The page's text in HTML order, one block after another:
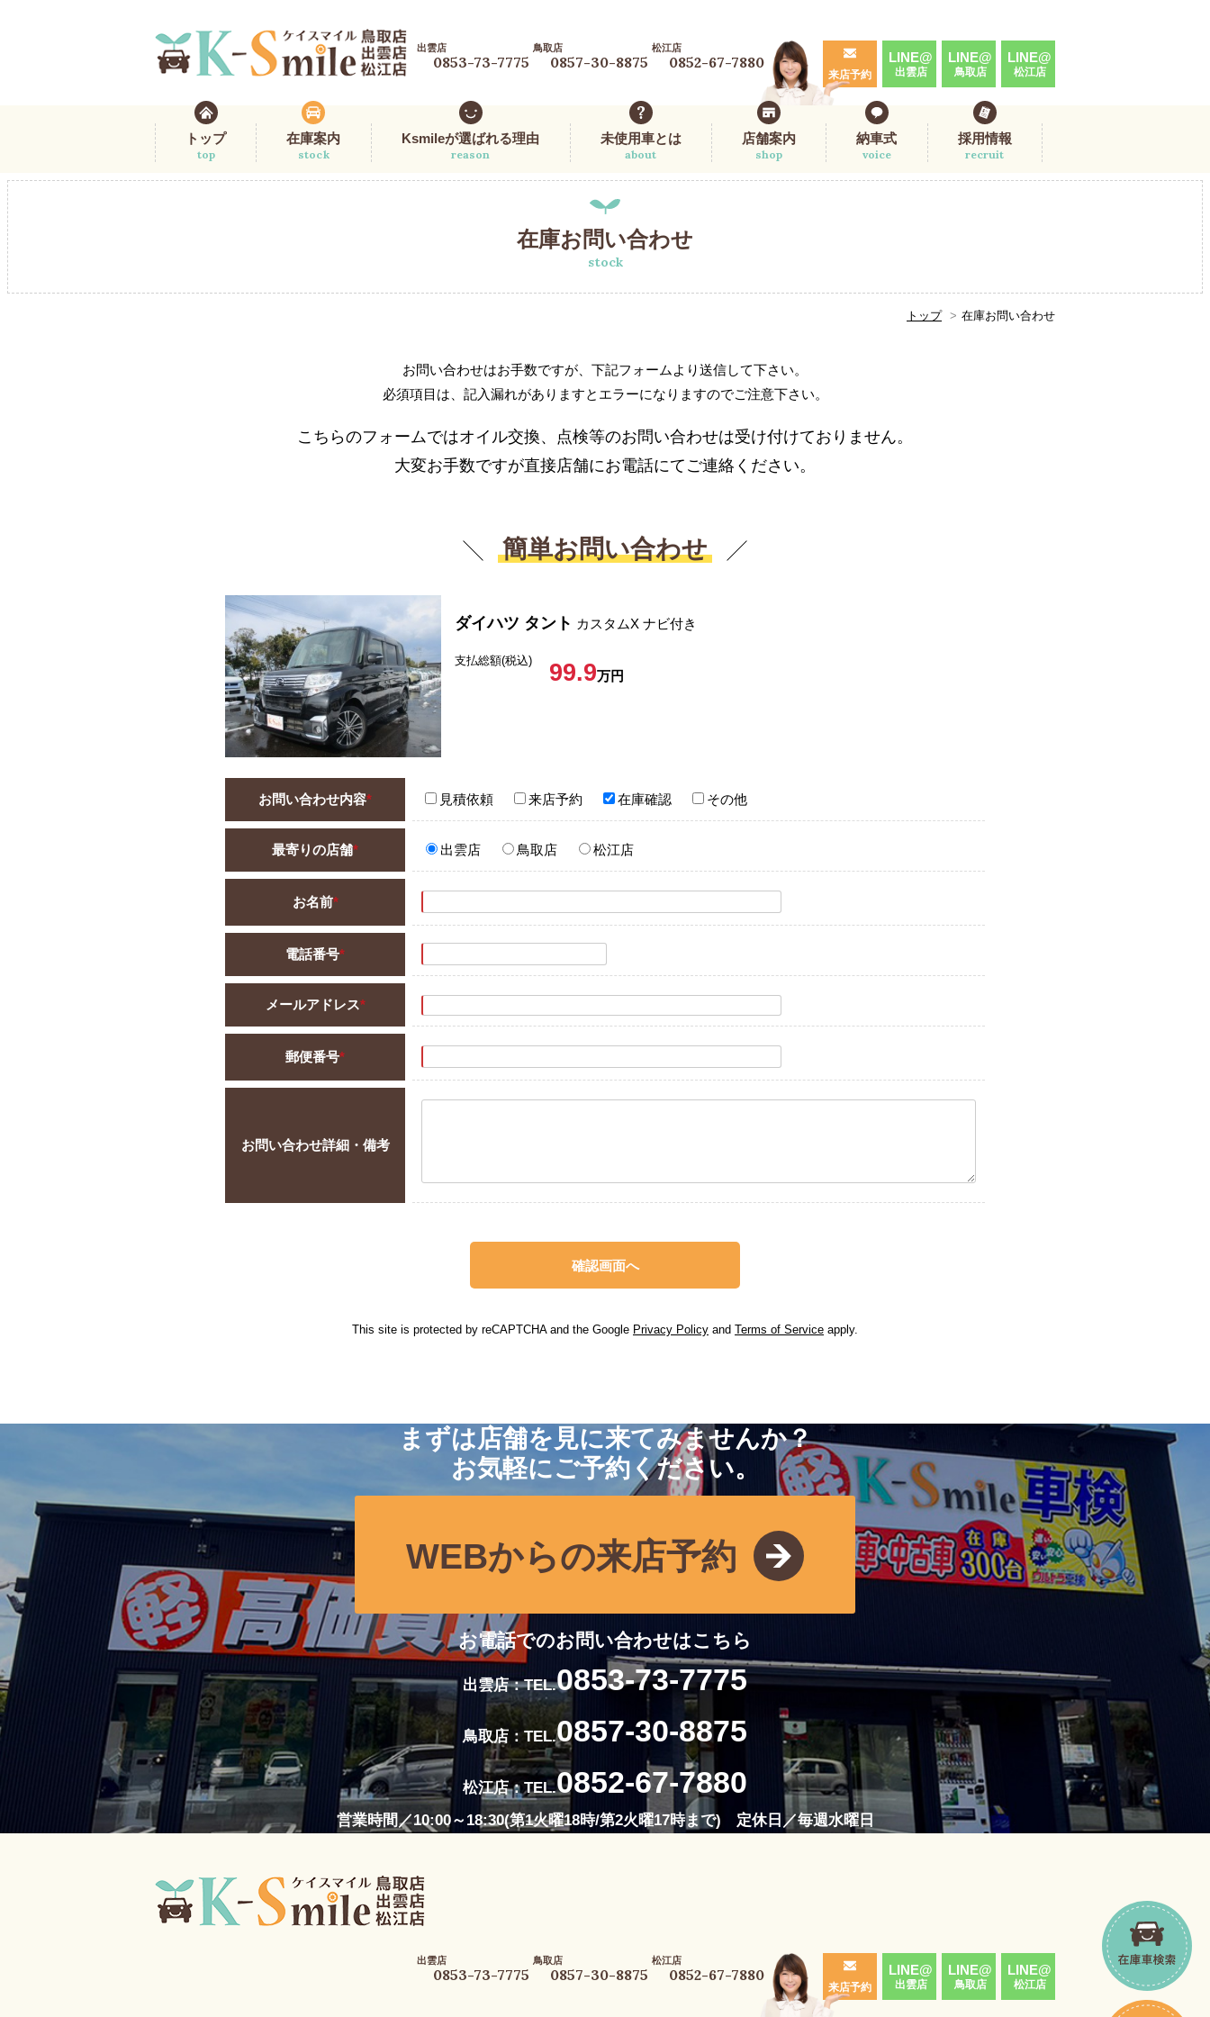
出雲店
0853-73-7775
鳥取店
0857-30-8875
松江店
0852-67-7880
来店予約
LINE@
出雲店
LINE@
鳥取店
LINE@
松江店
トップ
top
在庫案内
stock
Ksmileが選ばれる理由
reason
未使用車とは
about
店舗案内
shop
納車式
voice
採用情報
recruit
在庫お問い合わせ
stock
トップ 在庫お問い合わせ
お問い合わせはお手数ですが、下記フォームより送信して下さい。
必須項目は、記入漏れがありますとエラーになりますのでご注意下さい。
こちらのフォームではオイル交換、点検等のお問い合わせは受け付けておりません。
大変お手数ですが直接店舗にお電話にてご連絡ください。
簡単お問い合わせ
ダイハツ タント カスタムX ナビ付き
支払総額(税込) 99.9万円
お問い合わせ内容* 見積依頼 来店予約 在庫確認 その他
最寄りの店舗* 出雲店 鳥取店 松江店
お名前*
電話番号*
メールアドレス*
郵便番号*
お問い合わせ詳細・備考
This site is protected by reCAPTCHA and the Google Privacy Policy and Terms of Service apply.
まずは店舗を見に来てみませんか？
お気軽にご予約ください。
WEBからの来店予約
お電話でのお問い合わせはこちら
出雲店：TEL.0853-73-7775
鳥取店：TEL.0857-30-8875
松江店：TEL.0852-67-7880
営業時間／10:00～18:30(第1火曜18時/第2火曜17時まで) 定休日／毎週水曜日
出雲店
0853-73-7775
鳥取店
0857-30-8875
松江店
0852-67-7880
来店予約
LINE@
出雲店
LINE@
鳥取店
LINE@
松江店